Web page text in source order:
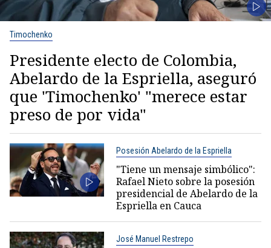
Timochenko
Presidente electo de Colombia,
Abelardo de la Espriella, aseguró
que 'Timochenko' "merece estar
preso de por vida"
Posesión Abelardo de la Espriella
"Tiene un mensaje simbólico":
Rafael Nieto sobre la posesión
presidencial de Abelardo de la
Espriella en Cauca
José Manuel Restrepo